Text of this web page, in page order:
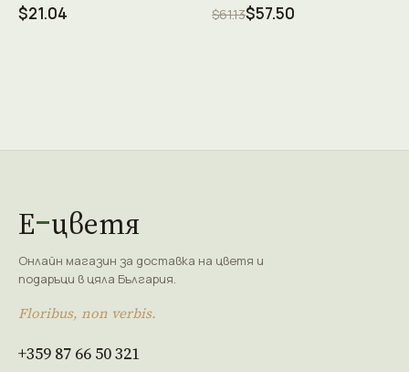
$21.04 $61.13$57.50
Е цветя
Онлайн магазин за доставка на цветя и
подаръци в цяла България.
Floribus, non verbis.
+359 87 66 50 321